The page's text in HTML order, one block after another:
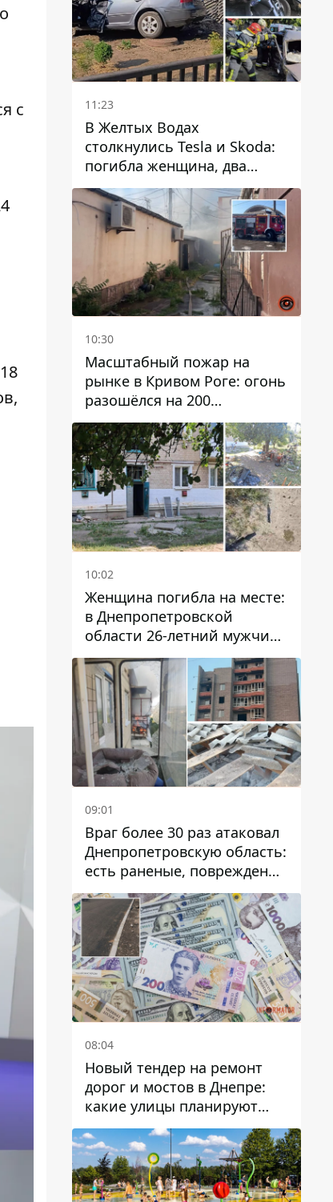
с
11:23
В Желтых Водах
столкнулись Tesla и Skoda:
погибла женщина, два
человека пострадали
10:30
Масштабный пожар на
рынке в Кривом Роге: огонь
разошёлся на 200
квадратных метров
10:02
Женщина погибла на месте:
в Днепропетровской
области 26-летний мужчина
избил трех человек
металлическим предметом
09:01
Враг более 30 раз атаковал
Днепропетровскую область:
есть раненые, повреждены
лицей, дома и предприятия
08:04
Новый тендер на ремонт
дорог и мостов в Днепре:
какие улицы планируют
обновить и сколько
десятков миллионов гривен
на это хотят потратить